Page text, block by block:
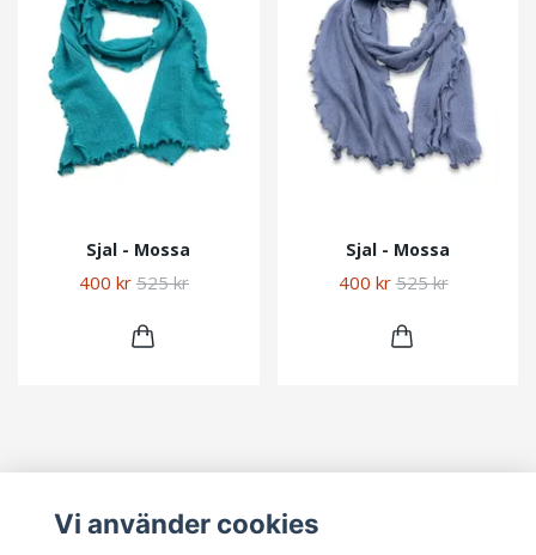
Sjal - Mossa
400 kr 525 kr
Sjal - Mossa
400 kr 525 kr
Läs mer
Vi använder cookies